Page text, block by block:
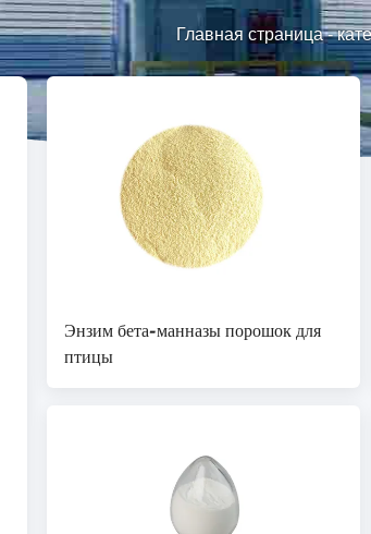
Главная страница-
Энзим бета-манназы порошок для
птицы